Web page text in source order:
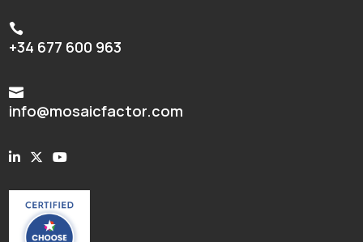

+34 677 600 963

info@mosaicfactor.com